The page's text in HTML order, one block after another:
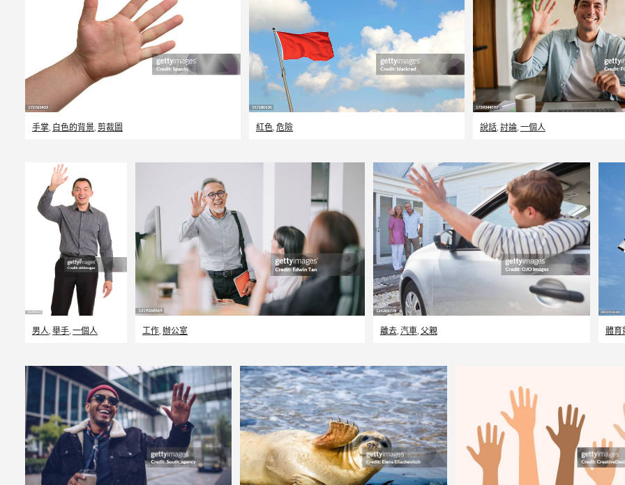
手掌 白色的背景 剪裁圖 紅色 危險 說話 討論 一個人
男人 舉手 一個人 工作 ,辦公室 離去, 汽車, 父親 體育